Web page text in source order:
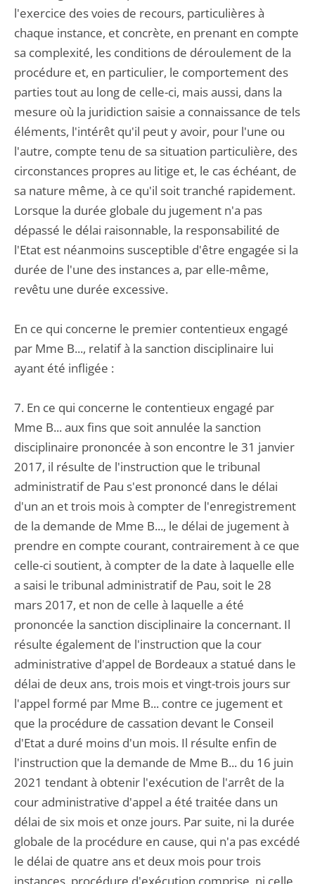
l'exercice des voies de recours, particulières à
chaque instance, et concrète, en prenant en compte
sa complexité, les conditions de déroulement de la
procédure et, en particulier, le comportement des
parties tout au long de celle-ci, mais aussi, dans la
mesure où la juridiction saisie a connaissance de tels
éléments, l'intérêt qu'il peut y avoir, pour l'une ou
l'autre, compte tenu de sa situation particulière, des
circonstances propres au litige et, le cas échéant, de
sa nature même, à ce qu'il soit tranché rapidement.
Lorsque la durée globale du jugement n'a pas
dépassé le délai raisonnable, la responsabilité de
l'Etat est néanmoins susceptible d'être engagée si la
durée de l'une des instances a, par elle-même,
revêtu une durée excessive.
En ce qui concerne le premier contentieux engagé
par Mme B..., relatif à la sanction disciplinaire lui
ayant été infligée :
7. En ce qui concerne le contentieux engagé par
Mme B... aux fins que soit annulée la sanction
disciplinaire prononcée à son encontre le 31 janvier
2017, il résulte de l'instruction que le tribunal
administratif de Pau s'est prononcé dans le délai
d'un an et trois mois à compter de l'enregistrement
de la demande de Mme B..., le délai de jugement à
prendre en compte courant, contrairement à ce que
celle-ci soutient, à compter de la date à laquelle elle
a saisi le tribunal administratif de Pau, soit le 28
mars 2017, et non de celle à laquelle a été
prononcée la sanction disciplinaire la concernant. Il
résulte également de l'instruction que la cour
administrative d'appel de Bordeaux a statué dans le
délai de deux ans, trois mois et vingt-trois jours sur
l'appel formé par Mme B... contre ce jugement et
que la procédure de cassation devant le Conseil
d'Etat a duré moins d'un mois. Il résulte enfin de
l'instruction que la demande de Mme B... du 16 juin
2021 tendant à obtenir l'exécution de l'arrêt de la
cour administrative d'appel a été traitée dans un
délai de six mois et onze jours. Par suite, ni la durée
globale de la procédure en cause, qui n'a pas excédé
le délai de quatre ans et deux mois pour trois